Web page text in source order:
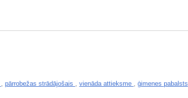
, pārrobežas strādājošais , vienāda attieksme , ģimenes pabalsts